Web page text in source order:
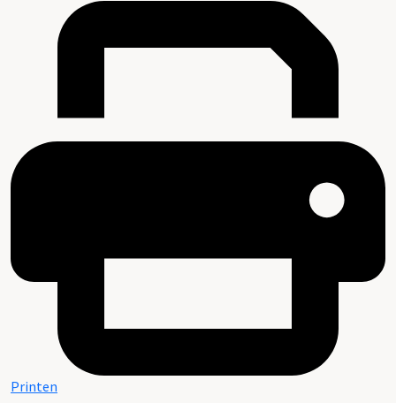
Printen